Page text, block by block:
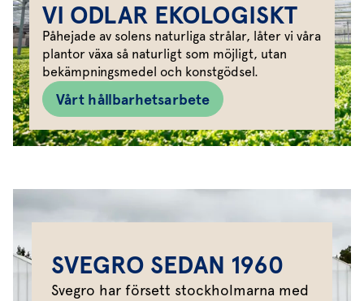
VI ODLAR EKOLOGISKT
Påhejade av solens naturliga strålar, låter vi våra
plantor växa så naturligt som möjligt, utan
bekämpningsmedel och konstgödsel.
Vårt hållbarhetsarbete
SVEGRO SEDAN 1960
Svegro har försett stockholmarna med